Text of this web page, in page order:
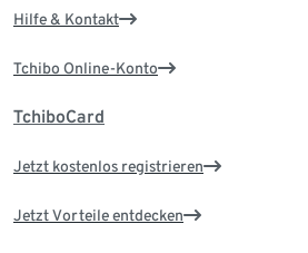
Hilfe & Kontakt
Tchibo Online-Konto
TchiboCard
Jetzt kostenlos registrieren
Jetzt Vorteile entdecken